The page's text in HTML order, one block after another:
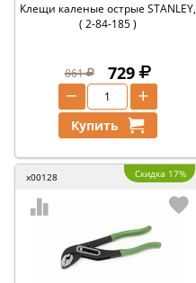
Клещи каленые острые STANLEY,
( 2-84-185 )
861 729
+
−
Купить
x00128 Скидка 17%